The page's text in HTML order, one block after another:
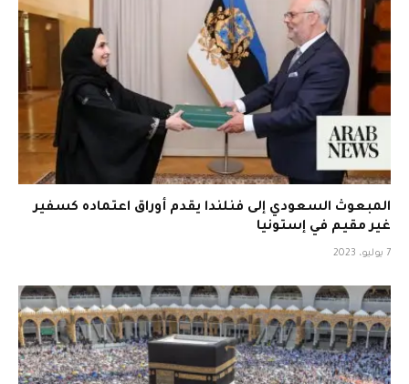
المبعوث السعودي إلى فنلندا يقدم أوراق اعتماده كسفير
غير مقيم في إستونيا
7 يوليو، 2023